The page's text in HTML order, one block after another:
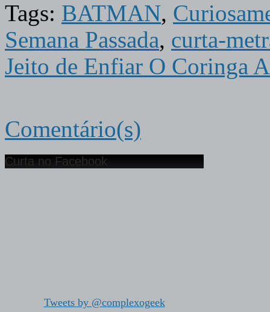
Tags: BATMAN,
Semana Passada, curta-
Jeito de Enfiar O Coringa
Comentário(s)
Curta no Facebook
Tweets by @complexogeek